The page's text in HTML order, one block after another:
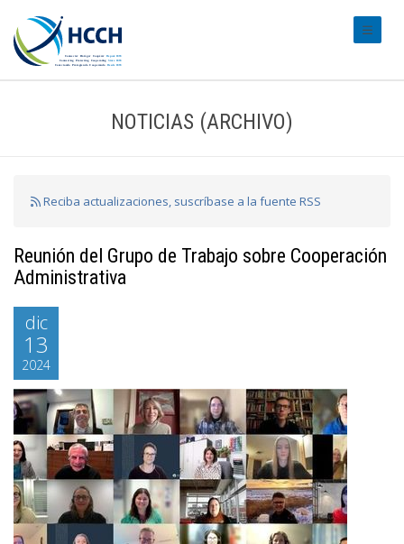
NOTICIAS (ARCHIVO)
Reciba actualizaciones, suscríbase a la fuente RSS
Reunión del Grupo de Trabajo sobre Cooperación
Administrativa
dic
13
2024